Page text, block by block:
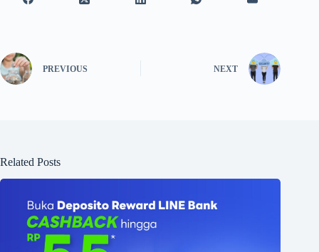
PREVIOUS NEXT
Related Posts